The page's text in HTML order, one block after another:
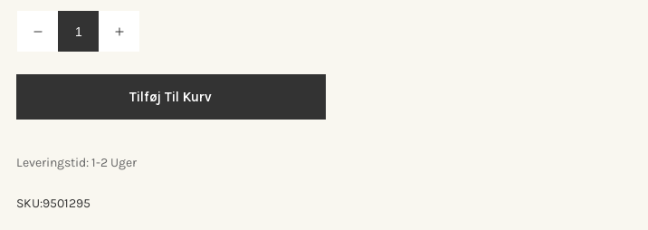
Reducer
antallet
m/2
Øg
vandret
knagerække
m/2
Tilføj Til Kurv
Leveringstid: 1-2 Uger
SKU:9501295